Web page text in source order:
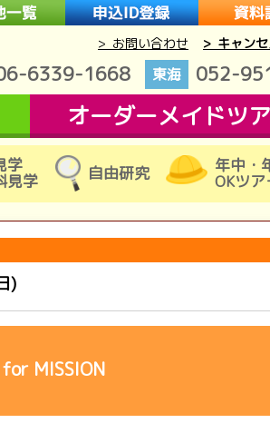
> お問い合わせ > キャン
6339-1668 東海 052-
オーダーメイドツ
学
見学 自由研究 年中・
OKツア
)
MISSION